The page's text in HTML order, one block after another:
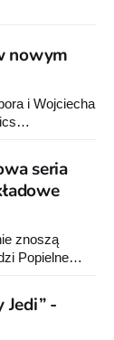
nowym
i Wojciecha
roku.
seria
znoszą
Popielne
sklepów 12
-